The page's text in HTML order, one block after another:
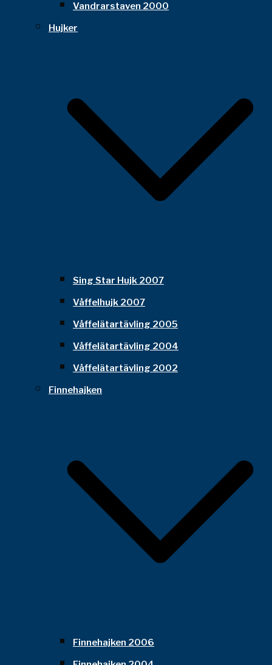
Vandrarstaven 2000
Hujker
Sing Star Hujk 2007
Våffelhujk 2007
Våffelätartävling 2005
Våffelätartävling 2004
Våffelätartävling 2002
Finnehajken
Finnehajken 2006